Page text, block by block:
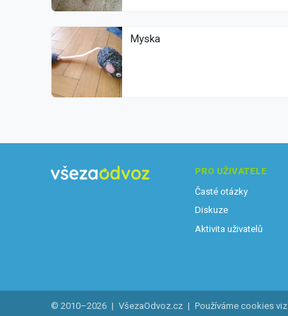
Myska
PRO UŽIVATELE
Časté otázky
Diskuze
Aktivita uživatelů
© 2010–2026 | VšezaOdvoz.cz | Používáme cookies viz